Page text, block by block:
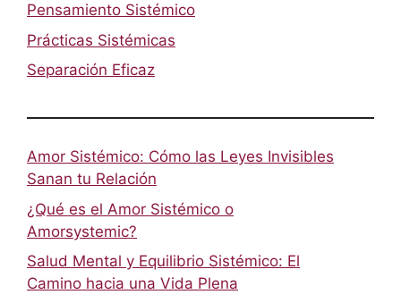
Pensamiento Sistémico
Prácticas Sistémicas
Separación Eficaz
Amor Sistémico: Cómo las Leyes Invisibles
Sanan tu Relación
¿Qué es el Amor Sistémico o
Amorsystemic?
Salud Mental y Equilibrio Sistémico: El
Camino hacia una Vida Plena